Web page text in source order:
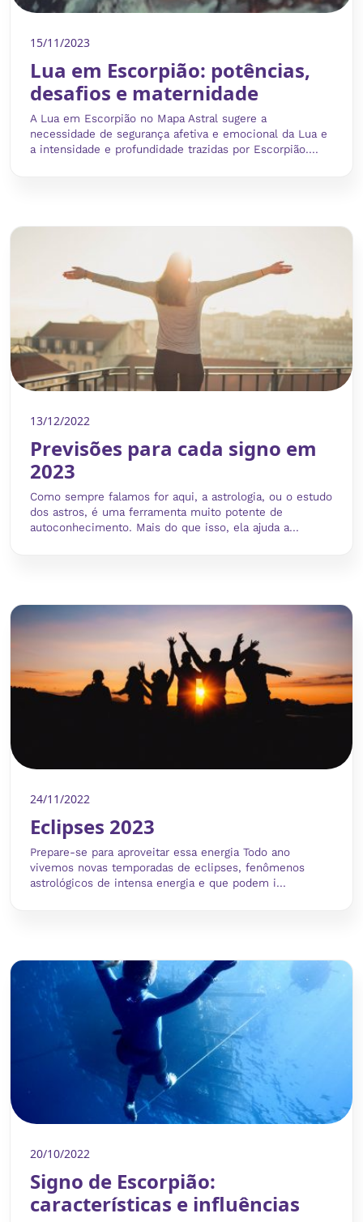
15/11/2023
Lua em Escorpião: potências,
desafios e maternidade
A Lua em Escorpião no Mapa Astral sugere a
necessidade de segurança afetiva e emocional da Lua e
a intensidade e profundidade trazidas por Escorpião....
13/12/2022
Previsões para cada signo em
2023
Como sempre falamos for aqui, a astrologia, ou o estudo
dos astros, é uma ferramenta muito potente de
autoconhecimento. Mais do que isso, ela ajuda a...
24/11/2022
Eclipses 2023
Prepare-se para aproveitar essa energia Todo ano
vivemos novas temporadas de eclipses, fenômenos
astrológicos de intensa energia e que podem i...
20/10/2022
Signo de Escorpião:
características e influências